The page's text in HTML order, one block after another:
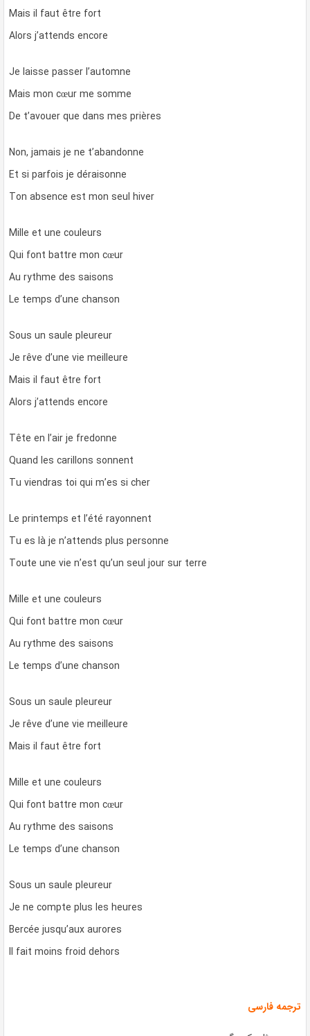
Mais il faut être fort
Alors j’attends encore
Je laisse passer l’automne
Mais mon cœur me somme
De t’avouer que dans mes prières
Non, jamais je ne t’abandonne
Et si parfois je déraisonne
Ton absence est mon seul hiver
Mille et une couleurs
Qui font battre mon cœur
Au rythme des saisons
Le temps d’une chanson
Sous un saule pleureur
Je rêve d’une vie meilleure
Mais il faut être fort
Alors j’attends encore
Tête en l’air je fredonne
Quand les carillons sonnent
Tu viendras toi qui m’es si cher
Le printemps et l’été rayonnent
Tu es là je n’attends plus personne
Toute une vie n’est qu’un seul jour sur terre
Mille et une couleurs
Qui font battre mon cœur
Au rythme des saisons
Le temps d’une chanson
Sous un saule pleureur
Je rêve d’une vie meilleure
Mais il faut être fort
Mille et une couleurs
Qui font battre mon cœur
Au rythme des saisons
Le temps d’une chanson
Sous un saule pleureur
Je ne compte plus les heures
Bercée jusqu’aux aurores
Il fait moins froid dehors
ترجمه فارسی